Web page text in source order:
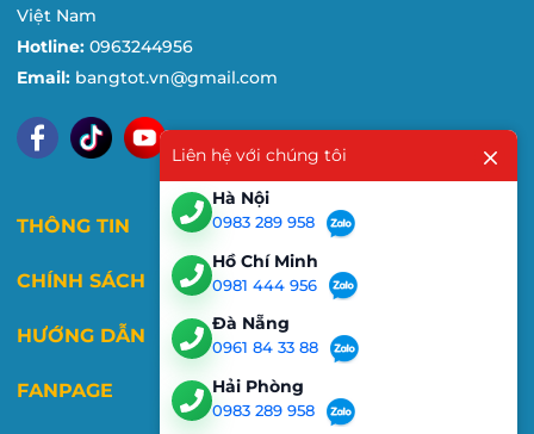
Việt Nam
Hotline: 0963244956
Email: bangtot.vn@gmail.com
THÔNG TIN
CHÍNH SÁCH
HƯỚNG DẪN
FANPAGE
Liên hệ với chúng tôi
Hà Nội
0983 289 958
Hồ Chí Minh
0981 444 956
Đà Nẵng
0961 84 33 88
Hải Phòng
0983 289 958